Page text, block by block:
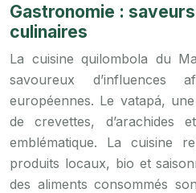
Gastronomie :
culinaires
La cuisine quilombola du
savoureux d’influences
européennes. Le vatapá,
de crevettes,
emblématique. La cuisine
produits locaux, bio et
des aliments consommés